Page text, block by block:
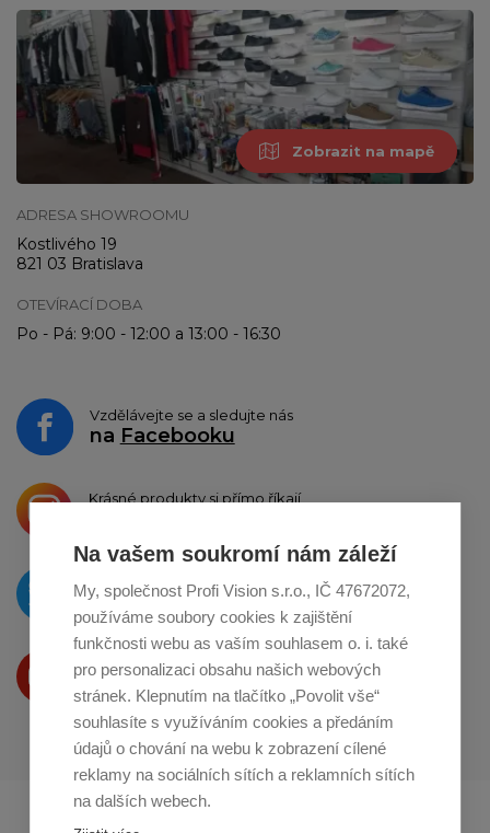
Na vašem soukromí nám záleží
My, společnost Profi Vision s.r.o., IČ 47672072,
používáme soubory cookies k zajištění
funkčnosti webu as vaším souhlasem o. i. také
pro personalizaci obsahu našich webových
stránek. Klepnutím na tlačítko „Povolit vše“
souhlasíte s využíváním cookies a předáním
údajů o chování na webu k zobrazení cílené
reklamy na sociálních sítích a reklamních sítích
na dalších webech.
Zobrazit na mapě
ADRESA SHOWROOMU
Kostlivého 19
821 03 Bratislava
OTEVÍRACÍ DOBA
Po - Pá: 9:00 - 12:00 a 13:00 - 16:30
Vzdělávejte se a sledujte nás
na Facebooku
Krásné produkty si přímo říkají
O novinkách píšeme
naTwitteru
Produkty Vám představujeme
na Youtube
Profikuchar.sk